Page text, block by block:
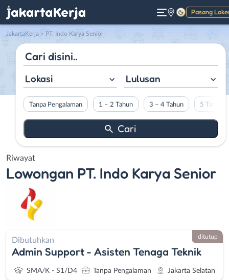
Pasang
Gelap
JakartaKerja > PT. Indo Karya Senior
Lokasi Lulusan
Tanpa Pengalaman 1 – 2 Tahun 3 – 4 Tahun 5 Tahun
Riwayat
Lowongan PT. Indo Karya Senior
Dibutuhkan
Admin Support - Asisten Tenaga Teknik
SMA/K - S1/D4 Tanpa Pengalaman Jakarta Selatan
ditutup